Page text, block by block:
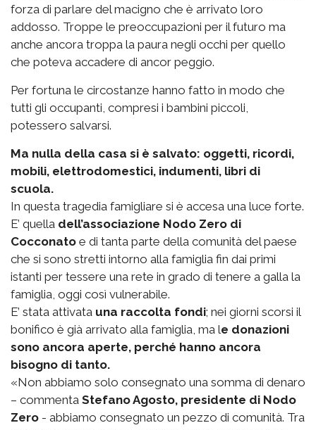
forza di parlare del macigno che è arrivato loro
addosso. Troppe le preoccupazioni per il futuro ma
anche ancora troppa la paura negli occhi per quello
che poteva accadere di ancor peggio.
Per fortuna le circostanze hanno fatto in modo che
tutti gli occupanti, compresi i bambini piccoli,
potessero salvarsi.
Ma nulla della casa si è salvato: oggetti, ricordi,
mobili, elettrodomestici, indumenti, libri di
scuola.
In questa tragedia famigliare si è accesa una luce forte.
E’ quella dell’associazione Nodo Zero di
Cocconato e di tanta parte della comunità del paese
che si sono stretti intorno alla famiglia fin dai primi
istanti per tessere una rete in grado di tenere a galla la
famiglia, oggi così vulnerabile.
E’ stata attivata una raccolta fondi; nei giorni scorsi il
bonifico è già arrivato alla famiglia, ma le donazioni
sono ancora aperte, perché hanno ancora
bisogno di tanto.
«Non abbiamo solo consegnato una somma di denaro
– commenta Stefano Agosto, presidente di Nodo
Zero - abbiamo consegnato un pezzo di comunità. Tra